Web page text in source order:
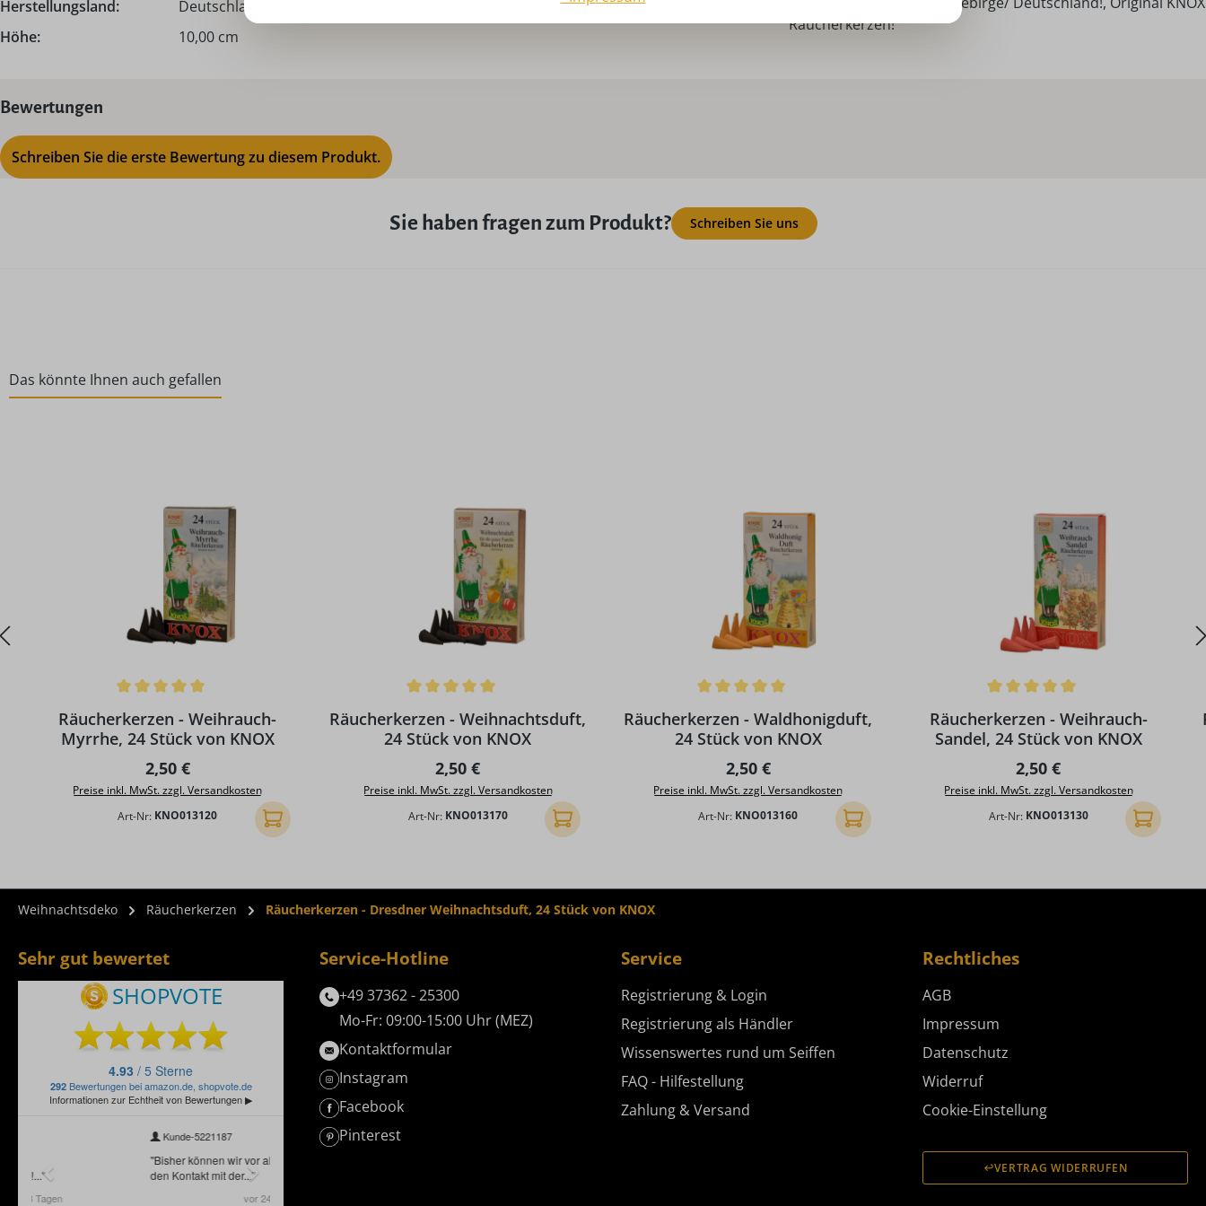
Herstellungsland:
Deutschland - Made in Germany
Höhe:
10,00 cm
Räucherkerzen!
Bewertungen
Schreiben Sie die erste Bewertung zu diesem Produkt.
Sie haben fragen zum Produkt? Schreiben Sie uns
Das könnte Ihnen auch gefallen
Räucherkerzen - Weihrauch-
Myrrhe, 24 Stück von KNOX
Regulärer Preis:
2,50 €
Preise inkl. MwSt. zzgl. Versandkosten
Art-Nr: KNO013120 In den Warenkorb
Räucherkerzen - Weihnachtsduft,
24 Stück von KNOX
Regulärer Preis:
2,50 €
Preise inkl. MwSt. zzgl. Versandkosten
Art-Nr: KNO013170 In den Warenkorb
Räucherkerzen - Waldhonigduft,
24 Stück von KNOX
Regulärer Preis:
2,50 €
Preise inkl. MwSt. zzgl. Versandkosten
Art-Nr: KNO013160 In den Warenkorb
Räucherkerzen - Weihrauch-
Sandel, 24 Stück von KNOX
Regulärer Preis:
2,50 €
Preise inkl. MwSt. zzgl. Versandkosten
Art-Nr: KNO013130 In den
Weihnachtsdeko Räucherkerzen Räucherkerzen - Dresdner Weihnachtsduft, 24 Stück von KNOX
Sehr gut bewertet Service-Hotline
+49 37362 - 25300
Mo-Fr: 09:00-15:00 Uhr (MEZ)
Kontaktformular
Instagram
Facebook
Pinterest
Service
Registrierung & Login
Registrierung als Händler
Wissenswertes rund um Seiffen
FAQ - Hilfestellung
Zahlung & Versand
Rechtliches
AGB
Impressum
Datenschutz
Widerruf
Cookie-Einstellung
VERTRAG WIDERRUFEN